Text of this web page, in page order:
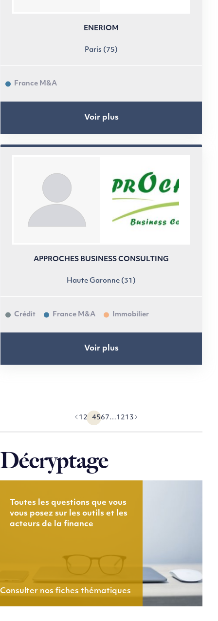
ENERIOM
Paris (75)
France M&A
Voir plus
APPROCHES BUSINESS CONSULTING
Haute Garonne (31)
Crédit France M&A Immobilier
Voir plus
Précédent
1 2 4567…1213 Suivant
Décryptage
Toutes les questions que vous
vous posez sur les outils et les
acteurs de la finance
Consulter nos fiches thématiques